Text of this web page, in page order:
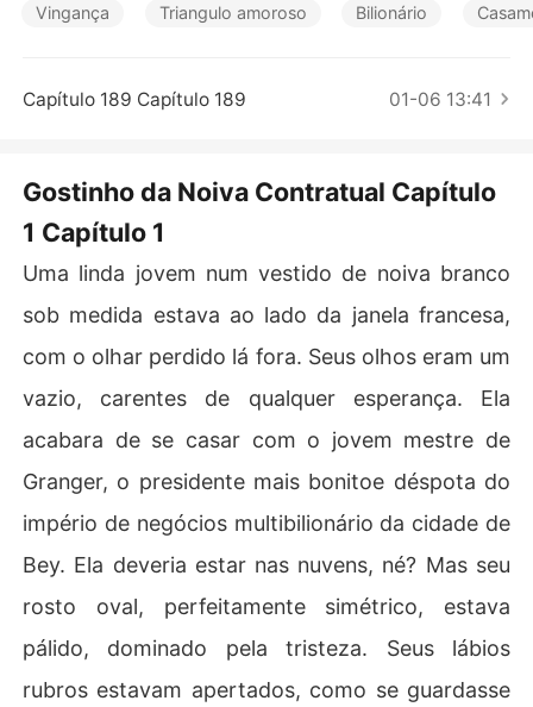
Arianna Raener, mulher independente de 23 anos, traba
va tendo problemas para pagar as contas médicas da d
anjado. Mas Lancelot amava apenas sua namorada de i
nfância e ainda esperava seu retorno. Ele odiava a mulh
ele assinou contrato com a Arianna. Eles se divorciaria
m depois de dois anos.
tas médicas de seu irmão que a família Granger promet
eu arcar se ela se casasse com Lancelot. Ela assinou o
No início, ela pensou que poderia mudar ele, mas não es
m contrato - o casamento deles duraria apenas dois an
os e ele nunca se apaixonaria por ela!
Ela não teve escolha a não ser desempenhar o papel de
sua boa esposa.
Ela pensou que ele nunca a tocaria, mas naquela noite,
ele dormiu com ela.
Talvez ainda houvesse uma chance de ela conquistar s
Vingança Triangulo amoroso Bilionário
Capítulo 189 Capítulo 189 01-06 13:41
Gostinho da Noiva Contratual Capítulo
1 Capítulo 1
Uma linda jovem num vestido de noiva branco
sob medida estava ao lado da janela francesa,
com o olhar perdido lá fora. Seus olhos eram um
vazio, carentes de qualquer esperança. Ela
acabara de se casar com o jovem mestre de
Granger, o presidente mais bonitoe déspota do
império de negócios multibilionário da cidade de
Bey. Ela deveria estar nas nuvens, né? Mas seu
rosto oval, perfeitamente simétrico, estava
pálido, dominado pela tristeza. Seus lábios
rubros estavam apertados, como se guardasse